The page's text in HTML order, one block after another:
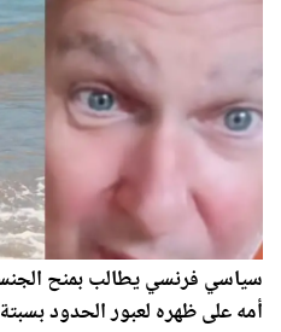
سياسي فرنسي يطالب بمنح
أمه على ظهره لعبور الحدود بسبتة